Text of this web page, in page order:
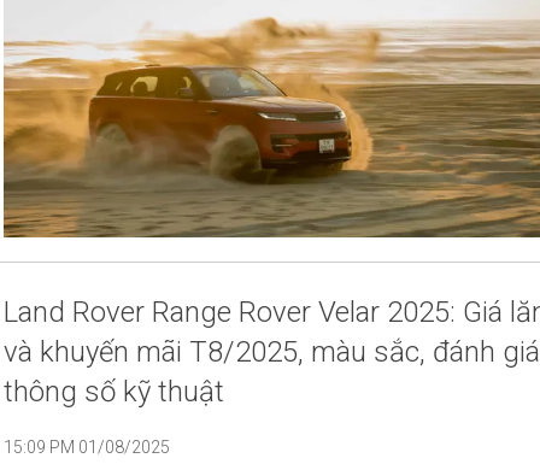
Land Rover Range Rover Velar 2025: Giá
và khuyến mãi T8/2025, màu sắc, đánh
thông số kỹ thuật
15:09 PM 01/08/2025